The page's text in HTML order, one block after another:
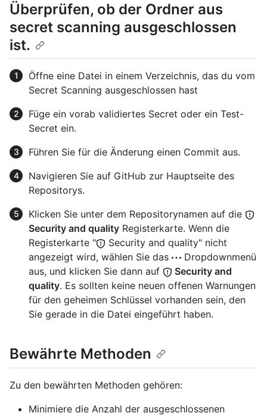
Überprüfen, ob der Ordner aus
secret scanning ausgeschlossen
ist.
Öffne eine Datei in einem Verzeichnis, das du vom
Secret Scanning ausgeschlossen hast
Füge ein vorab validiertes Secret oder ein Test-
Secret ein.
Führen Sie für die Änderung einen Commit aus.
Navigieren Sie auf GitHub zur Hauptseite des
Repositorys.
Klicken Sie unter dem Repositorynamen auf die
Security and quality Registerkarte. Wenn die
Registerkarte "
Security and quality" nicht
angezeigt wird, wählen Sie das
Dropdownmenü
aus, und klicken Sie dann auf
Security and
quality. Es sollten keine neuen offenen Warnungen
für den geheimen Schlüssel vorhanden sein, den
Sie gerade in die Datei eingeführt haben.
Bewährte Methoden
Zu den bewährten Methoden gehören:
Minimiere die Anzahl der ausgeschlossenen